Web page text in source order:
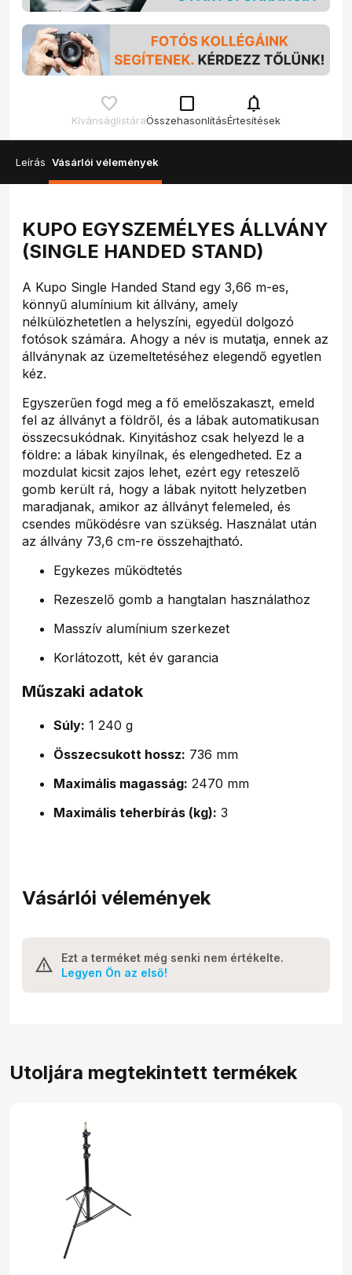
Kívánságlistára
check_box_outline_blank
Összehasonlítás
notifications
Értesítések
Leírás Vásárlói vélemények
KUPO EGYSZEMÉLYES ÁLLVÁNY
(SINGLE HANDED STAND)
A Kupo Single Handed Stand egy 3,66 m-es,
könnyű alumínium kit állvány, amely
nélkülözhetetlen a helyszíni, egyedül dolgozó
fotósok számára. Ahogy a név is mutatja, ennek az
állványnak az üzemeltetéséhez elegendő egyetlen
kéz.
Egyszerűen fogd meg a fő emelőszakaszt, emeld
fel az állványt a földről, és a lábak automatikusan
összecsukódnak. Kinyitáshoz csak helyezd le a
földre: a lábak kinyílnak, és elengedheted. Ez a
mozdulat kicsit zajos lehet, ezért egy reteszelő
gomb került rá, hogy a lábak nyitott helyzetben
maradjanak, amikor az állványt felemeled, és
csendes működésre van szükség. Használat után
az állvány 73,6 cm-re összehajtható.
Egykezes működtetés
Rezeszelő gomb a hangtalan használathoz
Masszív alumínium szerkezet
Korlátozott, két év garancia
Műszaki adatok
Súly: 1 240 g
Összecsukott hossz: 736 mm
Maximális magasság: 2470 mm
Maximális teherbírás (kg): 3
Vásárlói vélemények
Ezt a terméket még senki nem értékelte.
Legyen Ön az első!
Utoljára megtekintett termékek